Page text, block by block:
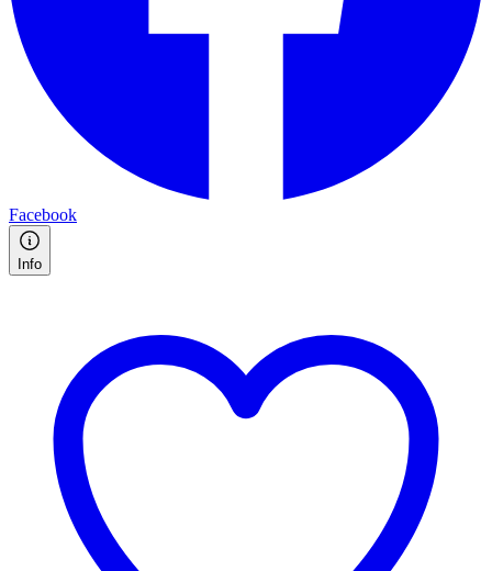
Facebook
Info